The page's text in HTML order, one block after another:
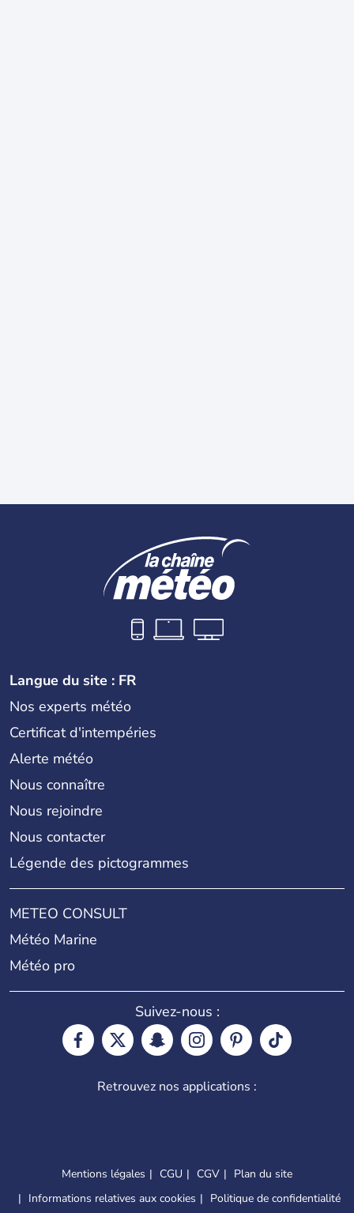
Langue du site : FR
Nos experts météo
Certificat d'intempéries
Alerte météo
Nous connaître
Nous rejoindre
Nous contacter
Légende des pictogrammes
METEO CONSULT
Météo Marine
Météo pro
Suivez-nous :
Retrouvez nos applications :
Mentions légales CGU CGV
Plan du site
Informations relatives aux cookies
Politique de confidentialité